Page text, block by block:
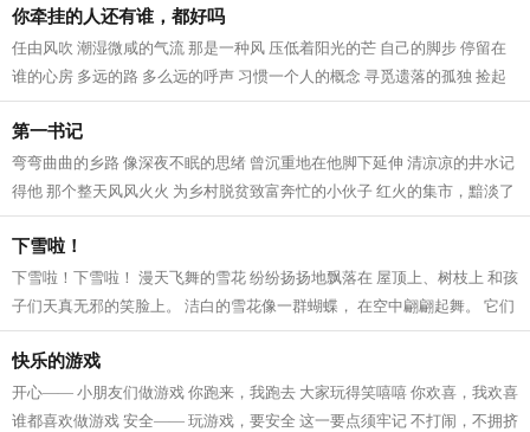
你牵挂的人还有谁，都好吗
任由风吹 潮湿微咸的气流 那是一种风 压低着阳光的芒 自己的脚步 停留在
谁的心房 多远的路 多么远的呼声 习惯一个人的概念 寻觅遗落的孤独 捡起
陌生使者的低沉 刷洗心影中的声息...
第一书记
弯弯曲曲的乡路 像深夜不眠的思绪 曾沉重地在他脚下延伸 清凉凉的井水记
得他 那个整天风风火火 为乡村脱贫致富奔忙的小伙子 红火的集市，黯淡了
昔日的愁绪和叹息 一路上的牵挂...
下雪啦！
下雪啦！下雪啦！ 漫天飞舞的雪花 纷纷扬扬地飘落在 屋顶上、树枝上 和孩
子们天真无邪的笑脸上。 洁白的雪花像一群蝴蝶， 在空中翩翩起舞。 它们
是调皮捣蛋的小精灵， 把汽车藏...
快乐的游戏
开心—— 小朋友们做游戏 你跑来，我跑去 大家玩得笑嘻嘻 你欢喜，我欢喜
谁都喜欢做游戏 安全—— 玩游戏，要安全 这一要点须牢记 不打闹，不拥挤